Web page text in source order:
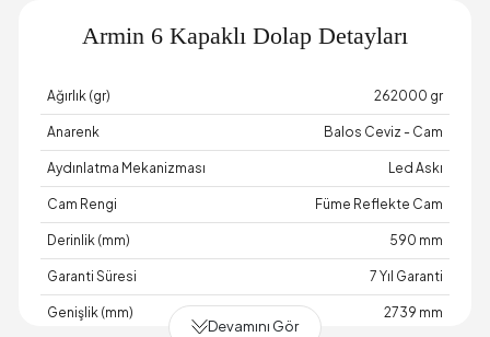
Armin 6 Kapaklı Dolap Detayları
Ağırlık (gr) 262000 gr
Anarenk Balos Ceviz - Cam
Aydınlatma Mekanizması Led Askı
Cam Rengi Füme Reflekte Cam
Derinlik (mm) 590 mm
Garanti Süresi 7 Yıl Garanti
Genişlik (mm) 2739 mm
Devamını Gör